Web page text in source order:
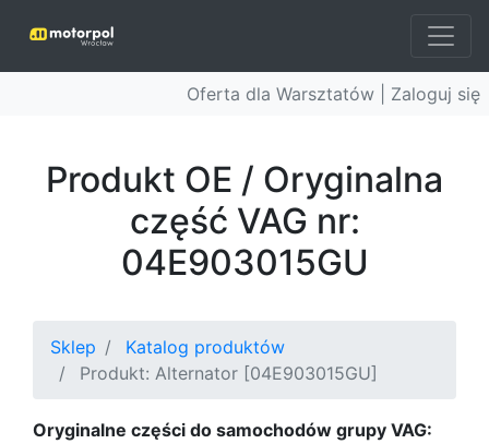
Oferta dla Warsztatów | Zaloguj się
Produkt OE / Oryginalna
część VAG nr:
04E903015GU
Sklep
Katalog produktów
Produkt: Alternator [04E903015GU]
Oryginalne części do samochodów grupy VAG: